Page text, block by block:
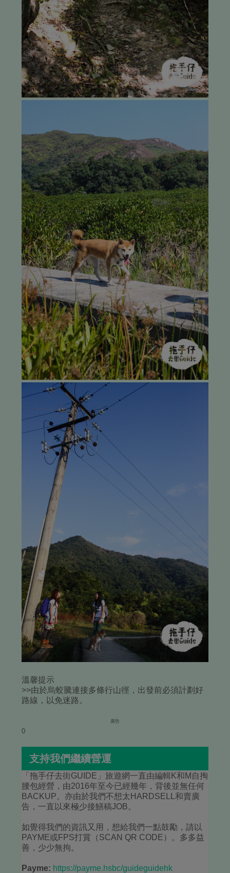
溫馨提示
>>由於烏蛟騰連接多條行山徑，出發前必須計劃好
路線，以免迷路。
廣告
0
支持我們繼續營運
「拖手仔去街GUIDE」旅遊網一直由編輯K和M自掏
腰包經營，由2016年至今已經幾年，背後並無任何
BACKUP。亦由於我們不想太HARDSELL和賣廣
告，一直以來極少接鱔稿JOB。
如覺得我們的資訊又用，想給我們一點鼓勵，請以
PAYME或FPS打賞（SCAN QR CODE）。多多益
善，少少無拘。
Payme: https://payme.hsbc/guideguidehk